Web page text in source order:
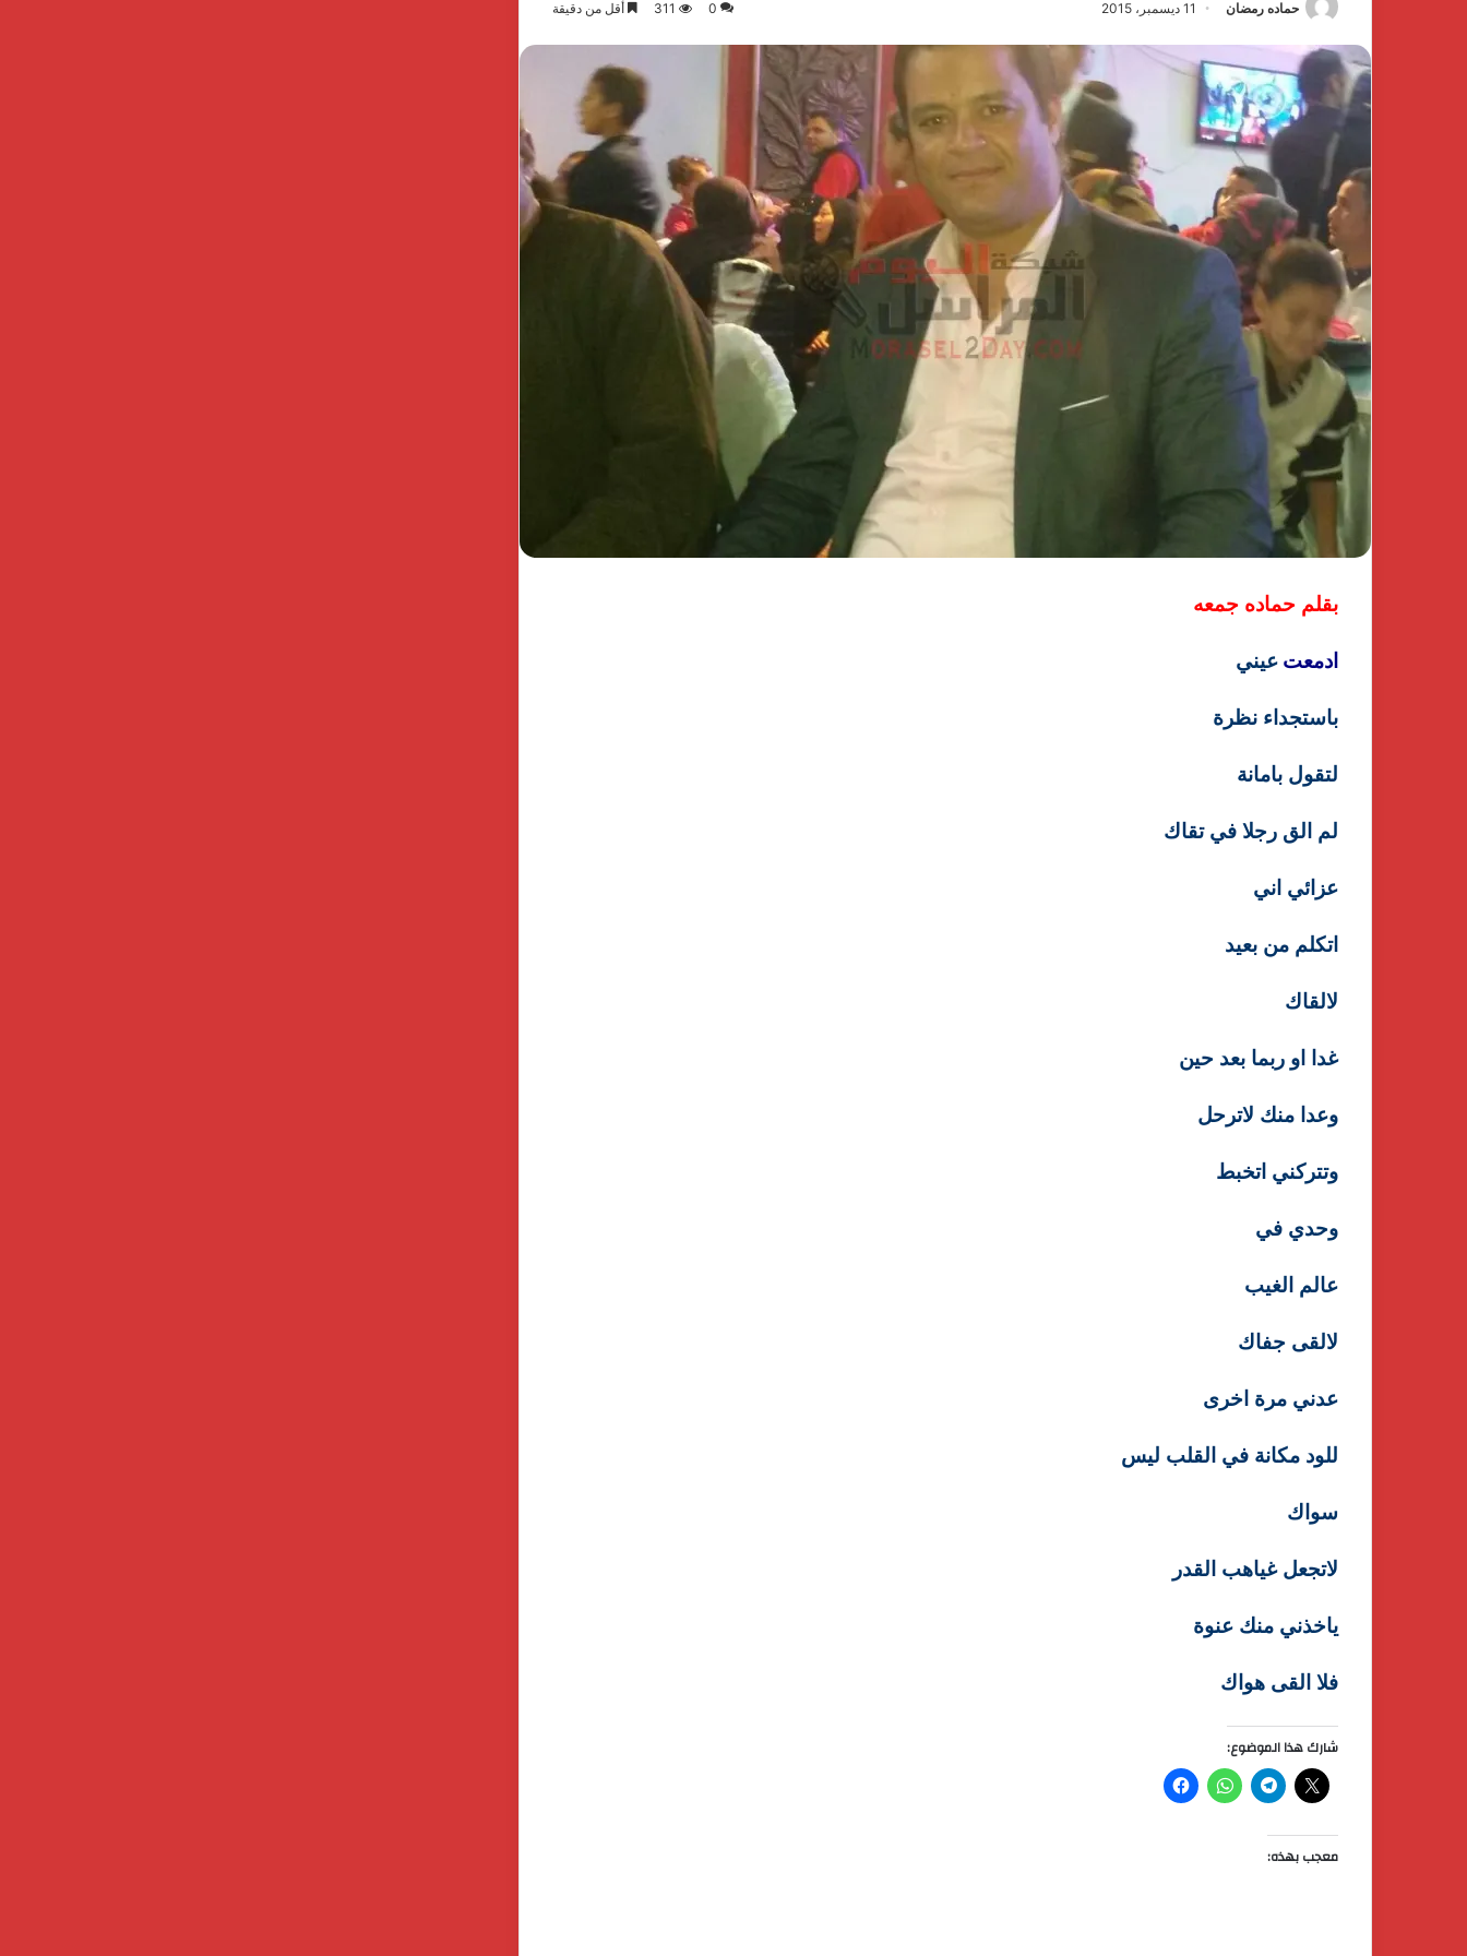
حماده رمضان 11 ديسمبر، 2015 0
311 أقل من دقيقة
بقلم حماده جمعه
ادمعت عيني
باستجداء نظرة
لتقول بامانة
لم الق رجلا في تقاك
عزائي اني
اتكلم من بعيد
لالقاك
غدا او ربما بعد حين
وعدا منك لاترحل
وتتركني اتخبط
وحدي في
عالم الغيب
لالقى جفاك
عدني مرة اخرى
للود مكانة في القلب ليس
سواك
لاتجعل غياهب القدر
ياخذني منك عنوة
فلا القى هواك
شارك هذا الموضوع:
معجب بهذه: